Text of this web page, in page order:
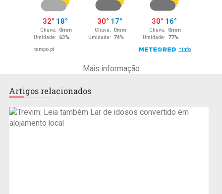
Mais informação
Artigos relacionados